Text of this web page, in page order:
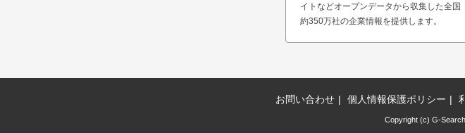
イトなどオープンデータから収集した全国
約350万社の企業情報を提供します。
お問い合わせ 個人情報保護ポリシー
Copyright (c) G-